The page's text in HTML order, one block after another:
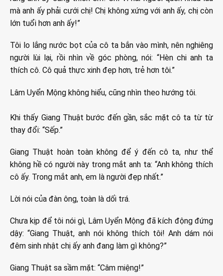
mà anh ấy phải cưới chị! Chị không xứng với anh ấy, chị còn
lớn tuổi hơn anh ấy!”
Tôi lo lắng nước bọt của cô ta bắn vào mình, nên nghiêng
người lùi lại, rồi nhìn về góc phòng, nói: “Hèn chi anh ta
thích cô. Cô quả thực xinh đẹp hơn, trẻ hơn tôi.”
Lâm Uyển Mộng không hiểu, cũng nhìn theo hướng tôi.
Khi thấy Giang Thuật bước đến gần, sắc mặt cô ta từ từ
thay đổi: “Sếp.”
Giang Thuật hoàn toàn không để ý đến cô ta, như thể
không hề có người này trong mắt anh ta: “Anh không thích
cô ấy. Trong mắt anh, em là người đẹp nhất.”
Lời nói của đàn ông, toàn là dối trá.
Chưa kịp để tôi nói gì, Lâm Uyển Mộng đã kích động đứng
dậy: “Giang Thuật, anh nói không thích tôi! Anh dám nói
đêm sinh nhật chị ấy anh đang làm gì không?”
Giang Thuật sa sầm mặt: “Câm miệng!”